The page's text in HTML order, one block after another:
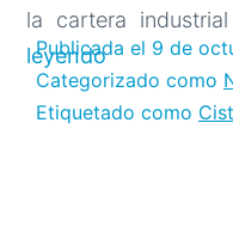
la cartera
leyendoGobierno
Bolivariano
garantiza
Publicada el 9 de
Categorizado como
Etiquetado como